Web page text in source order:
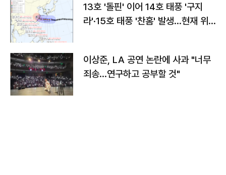
13호 '돌핀' 이어 14호 태풍 '구지
라'·15호 태풍 '찬홈' 발생…현재 위
이상준, LA 공연 논란에 사과 "너무
죄송…연구하고 공부할 것"